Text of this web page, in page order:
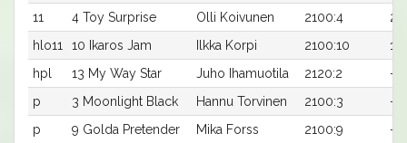
11 4 Toy Surprise Olli Koivunen 2100:4
hlo11
10 Ikaros Jam Ilkka Korpi 2100:10
hpl
13 My Way Star Juho Ihamuotila 2120:2
-
p
3 Moonlight Black Hannu Torvinen 2100:3
-
p
9 Golda Pretender Mika Forss 2100:9 -